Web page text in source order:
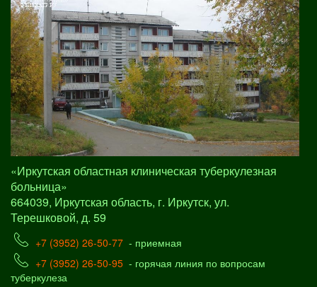
«Иркутская областная клиническая туберкулезная
больница»
664039, Иркутская область, г. Иркутск, ул.
Терешковой, д. 59
+7 (3952) 26-50-77 - приемная
+7 (3952) 26-50-95 - горячая линия по вопросам
туберкулеза